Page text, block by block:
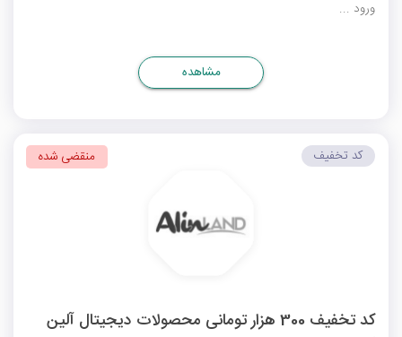
ورود ...
مشاهده
کد تخفیف 300 هزار تومانی محصولات دیجیتال آلین
کد تخفیف منقضی شده